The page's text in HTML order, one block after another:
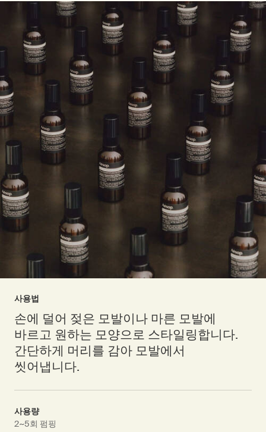
사용법
손에 덜어 젖은 모발이나 마른 모발에
바르고 원하는 모양으로 스타일링합니다.
간단하게 머리를 감아 모발에서
씻어냅니다.
사용량
2~5회 펌핑